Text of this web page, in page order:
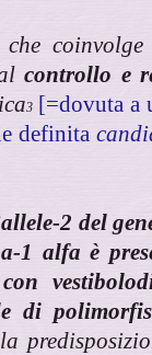
che
alcontrollo e
3 [=dovuta a
definita
2 del
1 alfa è
di